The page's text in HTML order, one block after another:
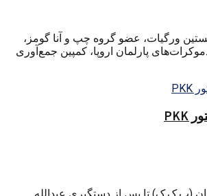
ورگیات، عضو گروه چپ و آنا گومز،
پارلمان اروپا، کمپین جمع‌آوری